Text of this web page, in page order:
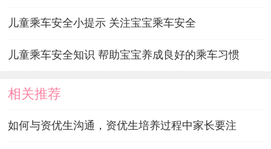
儿童乘车安全小提示 关注宝宝乘车安全
儿童乘车安全知识 帮助宝宝养成良好的乘车习惯
相关推荐
如何与资优生沟通，资优生培养过程中家长要注